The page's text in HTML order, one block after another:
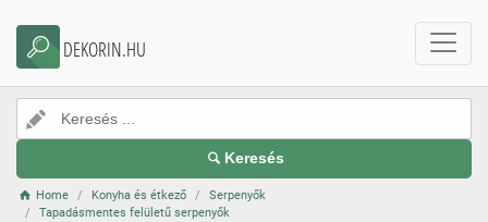
DEKORIN.HU
Keresés
Home Konyha és étkező
Serpenyők
Tapadásmentes felületű serpenyők